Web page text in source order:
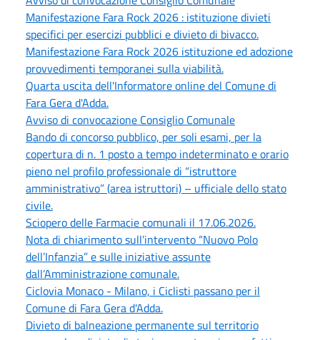
Manifestazione Fara Rock 2026 : istituzione divieti
specifici per esercizi pubblici e divieto di bivacco.
Manifestazione Fara Rock 2026 istituzione ed adozione
provvedimenti temporanei sulla viabilità.
Quarta uscita dell'Informatore online del Comune di
Fara Gera d'Adda.
Avviso di convocazione Consiglio Comunale
Bando di concorso pubblico, per soli esami, per la
copertura di n. 1 posto a tempo indeterminato e orario
pieno nel profilo professionale di “istruttore
amministrativo” (area istruttori) – ufficiale dello stato
civile.
Sciopero delle Farmacie comunali il 17.06.2026.
Nota di chiarimento sull’intervento “Nuovo Polo
dell’Infanzia” e sulle iniziative assunte
dall’Amministrazione comunale.
Ciclovia Monaco - Milano, i Ciclisti passano per il
Comune di Fara Gera d'Adda.
Divieto di balneazione permanente sul territorio